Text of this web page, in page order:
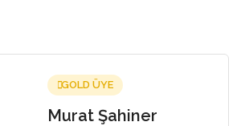
Topcu & Dalan